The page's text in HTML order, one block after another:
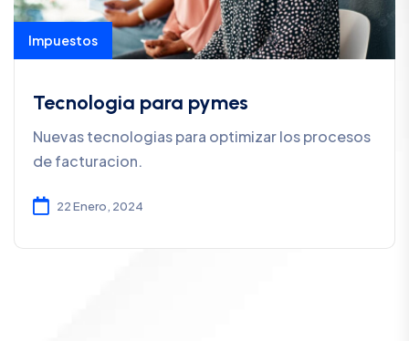
Impuestos
Tecnologia para pymes
Nuevas tecnologias para optimizar los procesos
de facturacion.
22 Enero, 2024